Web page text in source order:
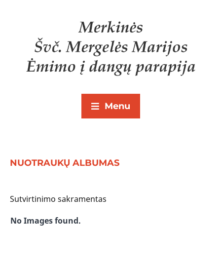
Menu
NUOTRAUKŲ ALBUMAS
Sutvirtinimo sakramentas
No Images found.